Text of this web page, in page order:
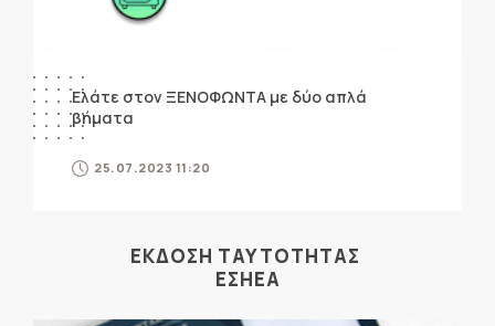
Ελάτε στον ΞΕΝΟΦΩΝΤΑ με δύο απλά
βήματα
25.07.2023 11:20
ΕΚΔΟΣΗ ΤΑΥΤΟΤΗΤΑΣ
ΕΣΗΕΑ